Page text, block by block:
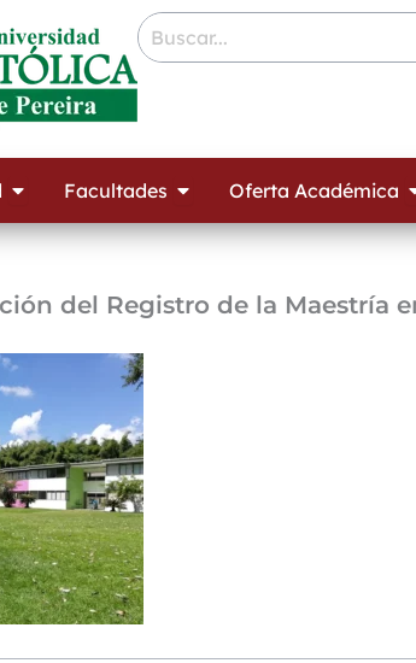
Open La Universidad
Facultades Open Facultades
Oferta Académica
del Registro de la Maestría